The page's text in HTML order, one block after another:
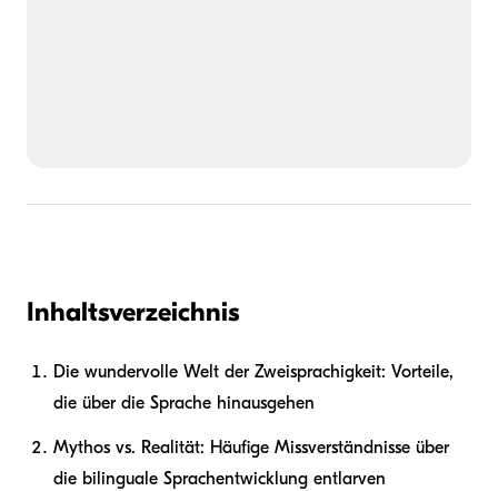
Inhaltsverzeichnis
Die wundervolle Welt der Zweisprachigkeit: Vorteile,
die über die Sprache hinausgehen
Mythos vs. Realität: Häufige Missverständnisse über
die bilinguale Sprachentwicklung entlarven